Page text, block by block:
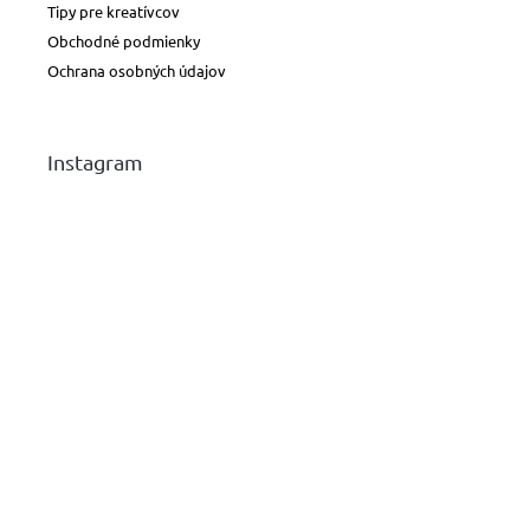
Tipy pre kreatívcov
Obchodné podmienky
Ochrana osobných údajov
Instagram